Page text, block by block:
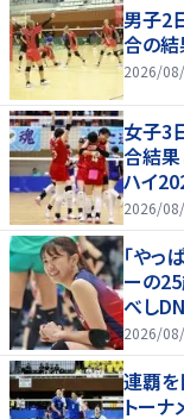
男子2
合の結
2026/
女子3
合結果
ハイ
2026/
「やっ
ーの
べし
2026/
連覇
トーナ